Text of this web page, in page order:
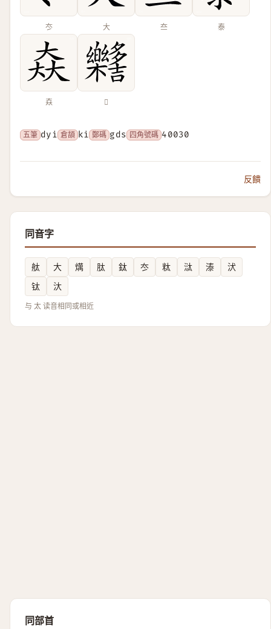
冭 大 夳 泰
𡘙 𣡳
五筆 dyi 倉頡 ki 鄭碼 gds 四角號碼 40030
反饋
同音字
舦 大 燤 肽 鈦 冭 粏 㳲 溙
汱
钛
汏
与 太 读音相同或相近
同部首